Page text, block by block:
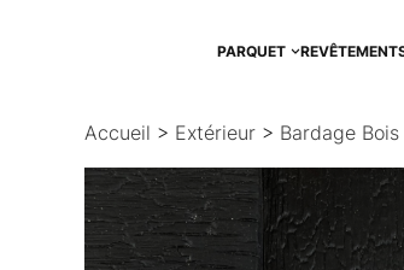
PARQUET
Accueil > Extérieur > Bardage